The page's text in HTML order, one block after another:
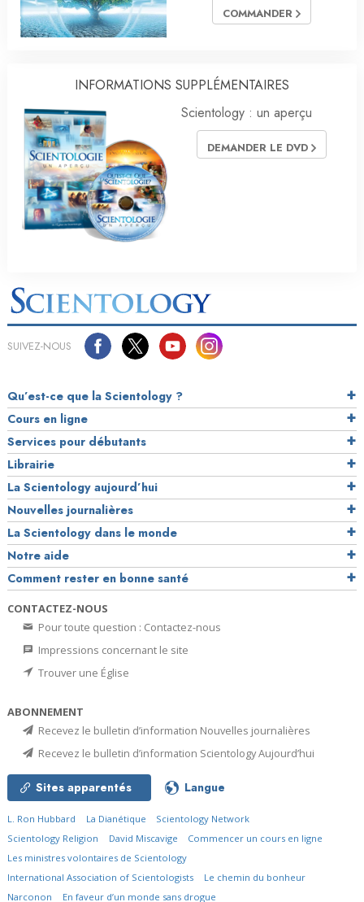
COMMANDER
INFORMATIONS SUPPLÉMENTAIRES
Scientology : un aperçu
DEMANDER LE DVD
SUIVEZ-NOUS
Qu’est-ce que la Scientology ?
Cours en ligne
Services pour débutants
Librairie
La Scientology aujourd’hui
Nouvelles journalières
La Scientology dans le monde
Notre aide
Comment rester en bonne santé
CONTACTEZ-NOUS
Pour toute question : Contactez-nous
Impressions concernant le site
Trouver une Église
ABONNEMENT
Recevez le bulletin d’information Nouvelles journalières
Recevez le bulletin d’information Scientology Aujourd’hui
Sites apparentés Langue
L. Ron Hubbard La Dianétique
Scientology Network
Scientology Religion
David Miscavige
Commencer un cours en ligne
Les ministres volontaires de Scientology
International Association of Scientologists
Le chemin du bonheur
Narconon
En faveur d’un monde sans drogue